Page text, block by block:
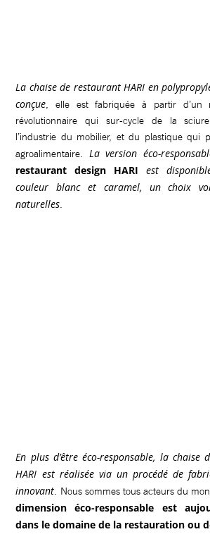
La chaise de restaurant HARI en
conçue, elle est fabriquée à partir d’un
révolutionnaire qui sur-cycle de la
l’industrie du mobilier, et du plastique qui
agroalimentaire. La version éco-
restaurant design HARI est
couleur blanc et caramel, un choix
naturelles.
En plus d’être éco-responsable, la chaise
HARI est réalisée via un procédé de
innovant. Nous sommes tous acteurs du
dimension éco-responsable est
dans le domaine de la restauration ou